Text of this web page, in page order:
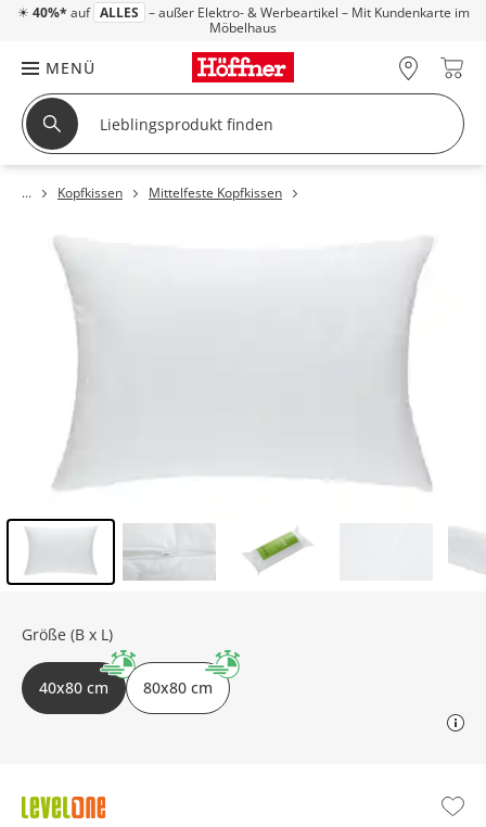
☀ 40%* auf ALLES – außer Elektro- & Werbeartikel – Mit Kundenkarte im
Möbelhaus
MENÜ
Kopfkissen Mittelfeste Kopfkissen
Größe (B x L)
40x80 cm 80x80 cm